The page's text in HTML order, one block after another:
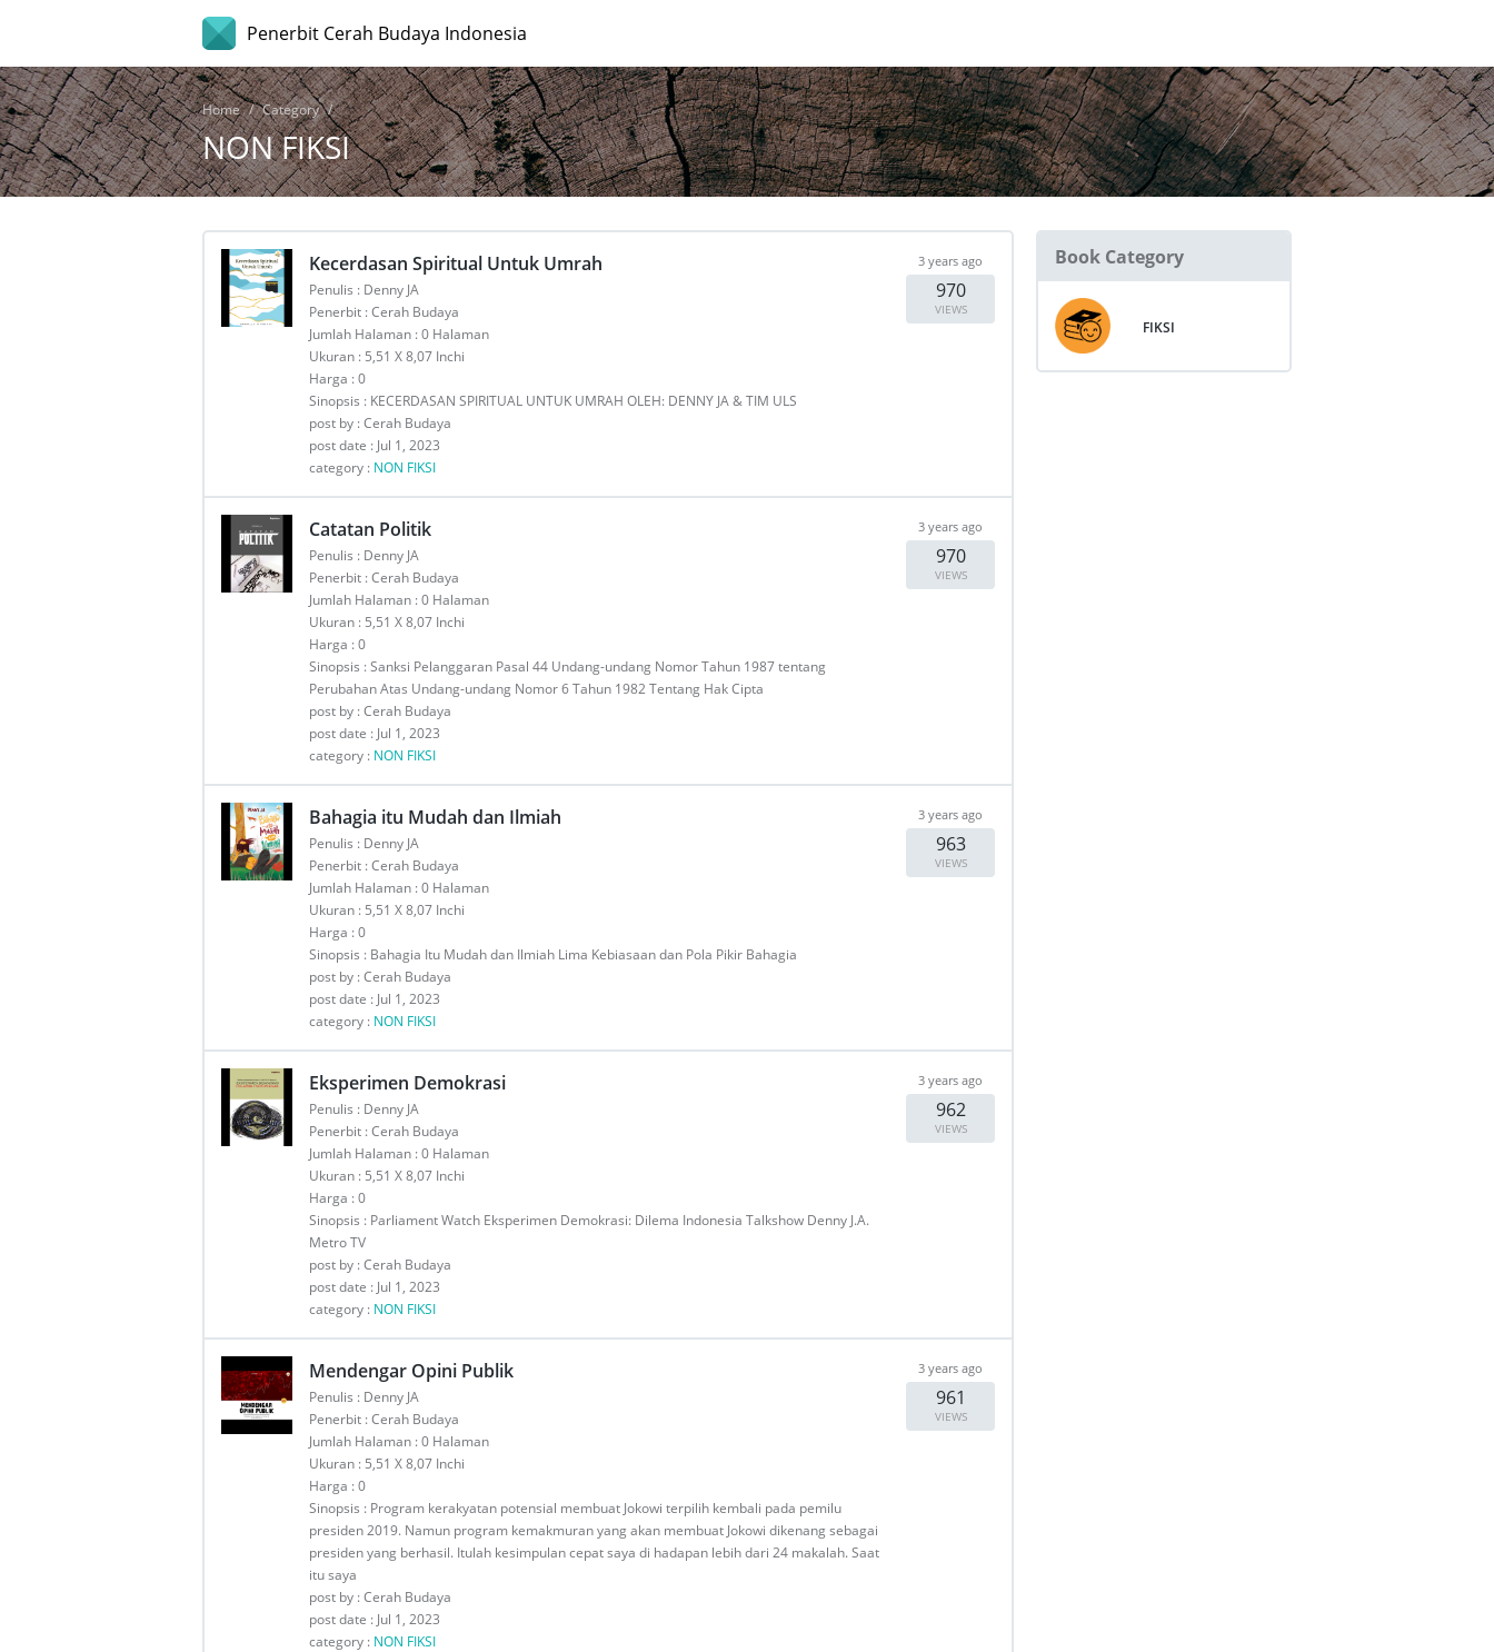
Penerbit Cerah Budaya Indonesia
Home Category
NON FIKSI
Kecerdasan Spiritual Untuk Umrah
Penulis : Denny JA
Penerbit : Cerah Budaya
Jumlah Halaman : 0 Halaman
Ukuran : 5,51 X 8,07 Inchi
Harga : 0
Sinopsis : KECERDASAN SPIRITUAL UNTUK UMRAH OLEH: DENNY JA & TIM ULS
post by : Cerah Budaya
post date : Jul 1, 2023
category : NON FIKSI
3 years ago
970
VIEWS
Catatan Politik
Penulis : Denny JA
Penerbit : Cerah Budaya
Jumlah Halaman : 0 Halaman
Ukuran : 5,51 X 8,07 Inchi
Harga : 0
Sinopsis : Sanksi Pelanggaran Pasal 44 Undang-undang Nomor Tahun 1987 tentang
Perubahan Atas Undang-undang Nomor 6 Tahun 1982 Tentang Hak Cipta
post by : Cerah Budaya
post date : Jul 1, 2023
category : NON FIKSI
3 years ago
970
VIEWS
Bahagia itu Mudah dan Ilmiah
Penulis : Denny JA
Penerbit : Cerah Budaya
Jumlah Halaman : 0 Halaman
Ukuran : 5,51 X 8,07 Inchi
Harga : 0
Sinopsis : Bahagia Itu Mudah dan Ilmiah Lima Kebiasaan dan Pola Pikir Bahagia
post by : Cerah Budaya
post date : Jul 1, 2023
category : NON FIKSI
3 years ago
963
VIEWS
Eksperimen Demokrasi
Penulis : Denny JA
Penerbit : Cerah Budaya
Jumlah Halaman : 0 Halaman
Ukuran : 5,51 X 8,07 Inchi
Harga : 0
Sinopsis : Parliament Watch Eksperimen Demokrasi: Dilema Indonesia Talkshow Denny J.A.
Metro TV
post by : Cerah Budaya
post date : Jul 1, 2023
category : NON FIKSI
3 years ago
962
VIEWS
Mendengar Opini Publik
Penulis : Denny JA
Penerbit : Cerah Budaya
Jumlah Halaman : 0 Halaman
Ukuran : 5,51 X 8,07 Inchi
Harga : 0
Sinopsis : Program kerakyatan potensial membuat Jokowi terpilih kembali pada pemilu
presiden 2019. Namun program kemakmuran yang akan membuat Jokowi dikenang sebagai
presiden yang berhasil. Itulah kesimpulan cepat saya di hadapan lebih dari 24 makalah. Saat
itu saya
post by : Cerah Budaya
post date : Jul 1, 2023
category : NON FIKSI
3 years ago
961
VIEWS
Book Category
FIKSI